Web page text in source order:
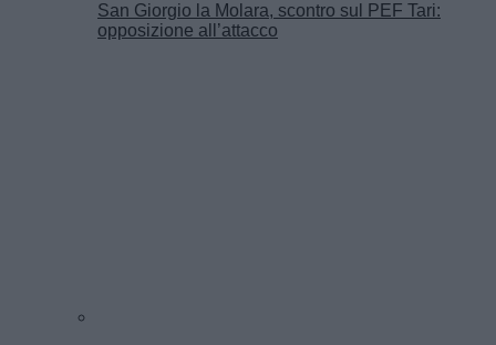
San Giorgio la Molara, scontro sul PEF Tari:
opposizione all’attacco